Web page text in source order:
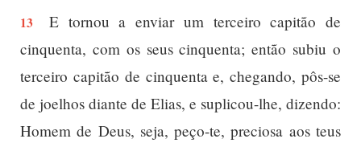
13
E tornou a enviar um terceiro capitão de
cinquenta, com os seus cinquenta; então subiu o
terceiro capitão de cinquenta e, chegando, pôs-se
de joelhos diante de Elias, e suplicou-lhe, dizendo:
Homem de Deus, seja, peço-te, preciosa aos teus